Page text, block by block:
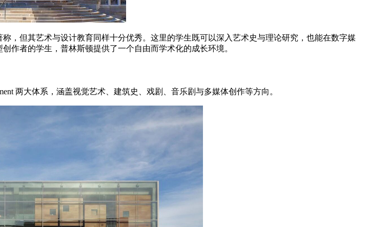
，但其艺术与设计教育同样十分优秀。这里的学生既可以深入艺术史与理论研究，也能在数字媒
作者的学生，普林斯顿提供了一个自由而学术化的成长环境。
两大体系，涵盖视觉艺术、建筑史、戏剧、音乐剧与多媒体创作等方向。